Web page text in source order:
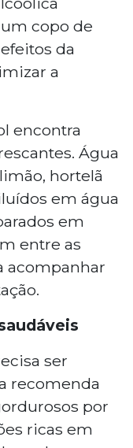
copo de
da
a
encontra
Água
hortelã
em água
em
entre as
acompanhar
ser
recomenda
por
ricas em